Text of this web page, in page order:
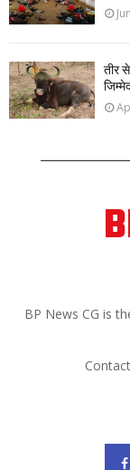
तीर
BP News CG is